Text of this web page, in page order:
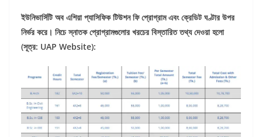
ইউনিভার্সিটিঅব এশিয়াপ্যাসিফিকটিউশনফিপ্রোগ্রামএবংক্রেডিটঘণ্টার উপর
নির্ভর করে। নিচেস্নাতকপ্রোগ্রামগুলোর খরচের বিস্তারিততথ্যদেওয়াহলো
(সূত্র: UAP Website):